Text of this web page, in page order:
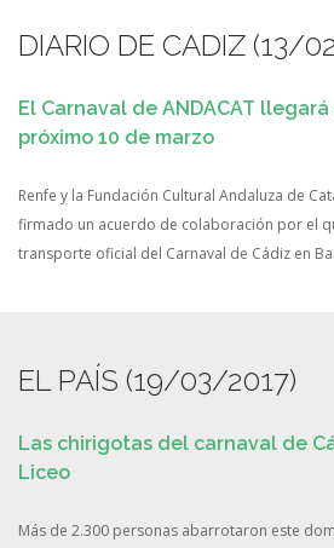
DIARIO DE CADIZ (13/
El Carnaval de ANDACAT
próximo 10 de marzo
Renfe y la Fundación Cultural Andaluza de
firmado un acuerdo de colaboración por el
transporte oficial del Carnaval de Cádiz en
EL PAÍS (19/03/2017)
Las chirigotas del carnaval de
Liceo
Más de 2.300 personas abarrotaron este